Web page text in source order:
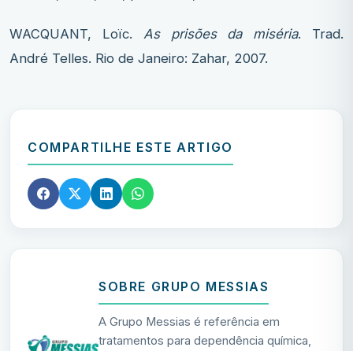
WACQUANT, Loïc. As prisões da miséria. Trad.
André Telles. Rio de Janeiro: Zahar, 2007.
COMPARTILHE ESTE ARTIGO
SOBRE GRUPO MESSIAS
A Grupo Messias é referência em
tratamentos para dependência química,